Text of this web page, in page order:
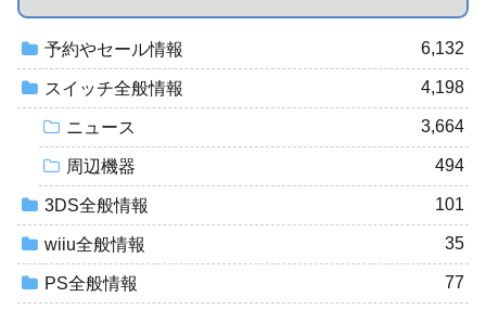
予約やセール情報 6,132
スイッチ全般情報 4,198
ニュース 3,664
周辺機器 494
3DS全般情報 101
wiiu全般情報 35
PS全般情報 77